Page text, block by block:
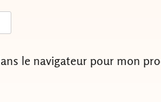
le navigateur pour mon